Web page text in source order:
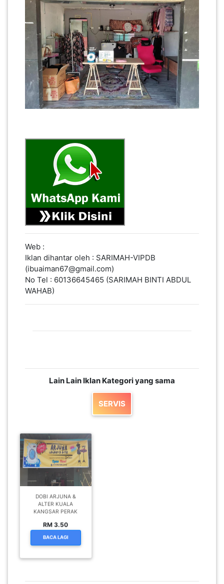
Web :
Iklan dihantar oleh : SARIMAH-VIPDB
(ibuaiman67@gmail.com)
No Tel : 60136645465 (SARIMAH BINTI ABDUL
WAHAB)
Lain Lain Iklan Kategori yang sama
SERVIS
DOBI ARJUNA &
ALTER KUALA
KANGSAR PERAK
RM 3.50
BACA LAGI
SABAH(0)
SARAWAK(2)
JOHOR(8)
LUMPUR(16)
PUTRAJAYA(9)
MALAYSIA(82)
INDONESIA(1)
BRUNEI(0)